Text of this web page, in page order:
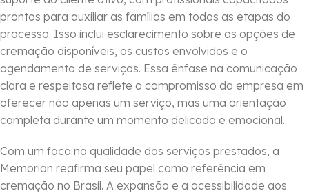
prontos para auxiliar as famílias em todas as etapas do
processo. Isso inclui esclarecimento sobre as opções de
cremação disponíveis, os custos envolvidos e o
agendamento de serviços. Essa ênfase na comunicação
clara e respeitosa reflete o compromisso da empresa em
oferecer não apenas um serviço, mas uma orientação
completa durante um momento delicado e emocional.
Com um foco na qualidade dos serviços prestados, a
Memorian reafirma seu papel como referência em
cremação no Brasil. A expansão e a acessibilidade aos